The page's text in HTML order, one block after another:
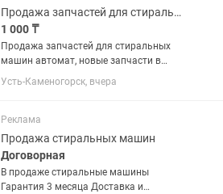
Продажа запчастей для стиральных машин
1 000 ₸
Продажа запчастей для стиральных
машин автомат, новые запчасти в
наличии и на заказ. Богатый
ассортимент, самые низкие цены на
амортизаторы, УБЛ, манжеты,
крестовины,...
Усть-Каменогорск, вчера
Реклама
Продажа стиральных машин
Договорная
В продаже стиральные машины
Гарантия 3 месяца Доставка и